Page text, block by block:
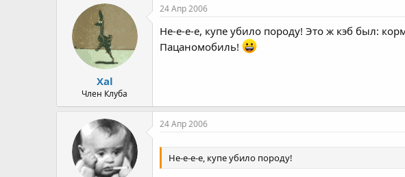
Xal
Член Клуба
24 Апр 2006
Не-е-е-е, купе убило породу! Это ж кэб был:
Пацаномобиль!
24 Апр 2006
Не-е-е-е, купе убило породу!